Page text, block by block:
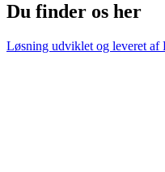
Du finder os her
Løsning udviklet og leveret af